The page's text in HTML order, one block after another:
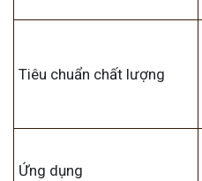
Tiêu chuẩn chất lượng
Ứng dụng